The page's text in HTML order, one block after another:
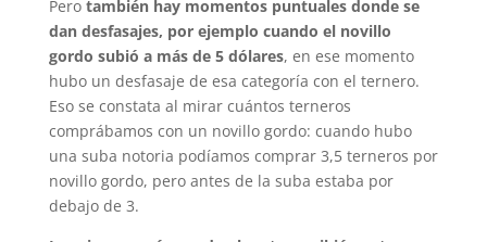
Pero también hay momentos puntuales donde se
dan desfasajes, por ejemplo cuando el novillo
gordo subió a más de 5 dólares, en ese momento
hubo un desfasaje de esa categoría con el ternero.
Eso se constata al mirar cuántos terneros
comprábamos con un novillo gordo: cuando hubo
una suba notoria podíamos comprar 3,5 terneros por
novillo gordo, pero antes de la suba estaba por
debajo de 3.